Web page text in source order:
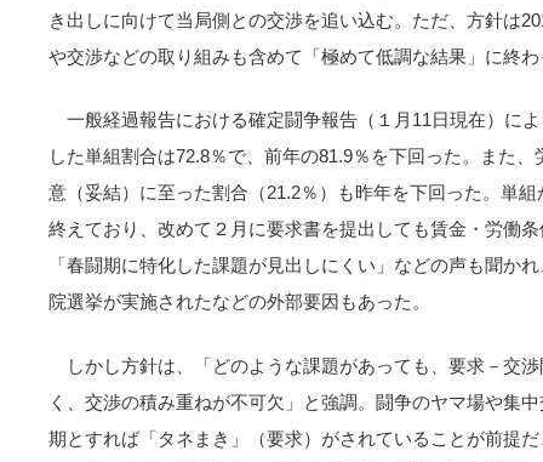
き出しに向けて当局側との交渉を追い込む。ただ、方針は
や交渉などの取り組みも含めて「極めて低調な結果」に終
一般経過報告における確定闘争報告（１月11日現在）に
した単組割合は72.8％で、前年の81.9％を下回った。また
意（妥結）に至った割合（21.2％）も昨年を下回った。単
終えており、改めて２月に要求書を提出しても賃金・労働
「春闘期に特化した課題が見出しにくい」などの声も聞か
院選挙が実施されたなどの外部要因もあった。
しかし方針は、「どのような課題があっても、要求－交
く、交渉の積み重ねが不可欠」と強調。闘争のヤマ場や集
期とすれば「タネまき」（要求）がされていることが前提